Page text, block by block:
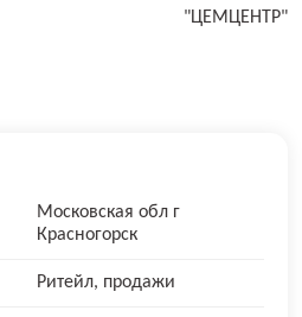
"ЦЕМЦЕНТР"
Московская обл г
Красногорск
Ритейл, продажи